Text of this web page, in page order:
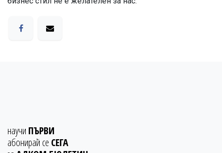
научи ПЪРВИ
абонирай се СЕГА